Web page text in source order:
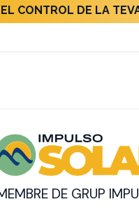
CONTROL DE LA
DE GRUP